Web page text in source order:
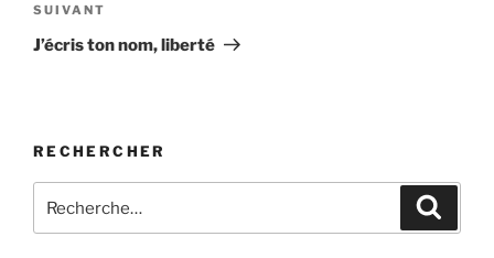
Article
suivant
SUIVANT
J’écris ton nom, liberté
RECHERCHER
pour